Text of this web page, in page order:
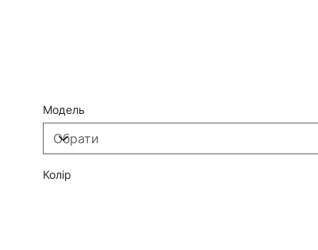
Модель
Колір